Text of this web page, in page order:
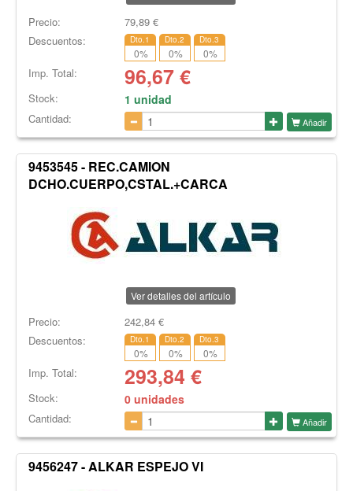
Precio: 79,89€
Descuentos:
Dto.1
0%
Dto.2
0%
Dto.3
0%
Imp. Total: 96,67€
Stock: 1 unidad
Cantidad: Añadir
9453545 - REC.CAMION
DCHO.CUERPO,CSTAL.+CARCA
Ver detalles del artículo
Precio: 242,84€
Descuentos:
Dto.1
0%
Dto.2
0%
Dto.3
0%
Imp. Total: 293,84 €
Stock: 0 unidades
Cantidad: Añadir
9456247 - ALKAR ESPEJO VI